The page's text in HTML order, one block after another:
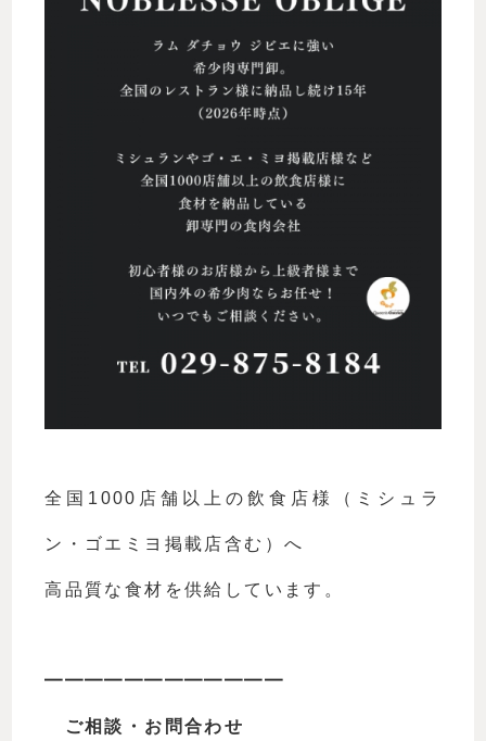
全国1000店舗以上の飲食店様（ミシュラ
ン・ゴエミヨ掲載店含む）へ
高品質な食材を供給しています。
━━━━━━━━━━━━
ご相談・お問合わせ